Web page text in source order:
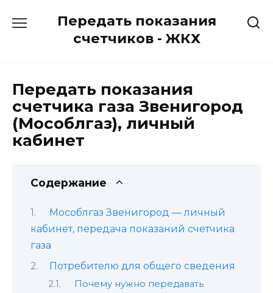
Передать показания
счетчиков - ЖКХ
Передать показания
счетчика газа Звенигород
(Мособлгаз), личный
кабинет
Содержание
Мособлгаз Звенигород — личный
кабинет, передача показаний счетчика
газа
Потребителю для общего сведения
Почему нужно передавать